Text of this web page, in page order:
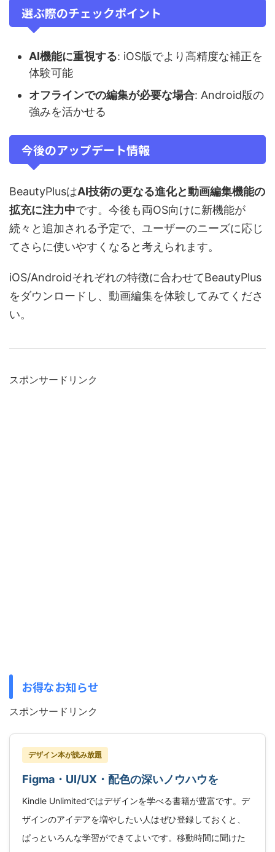
選ぶ際のチェックポイント
AI機能に重視する: iOS版でより高精度な補正を
体験可能
オフラインでの編集が必要な場合: Android版の
強みを活かせる
今後のアップデート情報
BeautyPlusはAI技術の更なる進化と動画編集機能の
拡充に注力中です。今後も両OS向けに新機能が
続々と追加される予定で、ユーザーのニーズに応じ
てさらに使いやすくなると考えられます。
iOS/Androidそれぞれの特徴に合わせてBeautyPlus
をダウンロードし、動画編集を体験してみてくださ
い。
スポンサードリンク
お得なお知らせ
スポンサードリンク
デザイン本が読み放題
Figma・UI/UX・配色の深いノウハウを
Kindle Unlimitedではデザインを学べる書籍が豊富です。デ
ザインのアイデアを増やしたい人はぜひ登録しておくと、
ぱっといろんな学習ができてよいです。移動時間に聞けた